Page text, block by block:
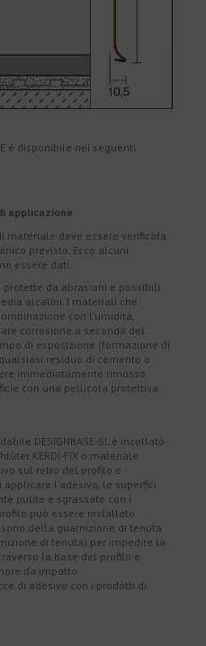
è disponibile nei seguenti
applicazione
materiale deve essere verificata
previsto. Ecco alcuni
essere dati.
protette da abrasioni e possibili
alcalini. I materiali che
con l'umidità,
corrosione a seconda del
di esposizione (formazione di
residuo di cemento o
immediatamente rimosso.
con una pellicola protettiva.
DESIGNBASE-SL è incollato
KERDI-FIX o materiale
sul retro del profilo e
l'adesivo, le superfici
pulite e sgrassate con i
può essere installato
della guarnizione di tenuta
di tenuta) per impedire la
la base del profilo e
da impatto.
di adesivo con i prodotti di